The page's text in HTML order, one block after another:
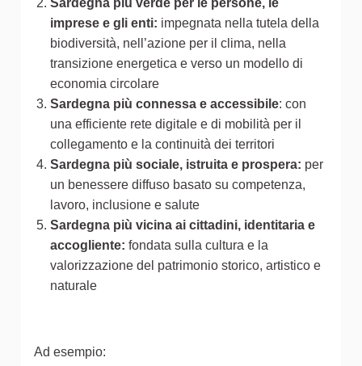
imprese e gli enti: impegnata nella tutela della
biodiversità, nell’azione per il clima, nella
transizione energetica e verso un modello di
economia circolare
Sardegna più connessa e accessibile: con
una efficiente rete digitale e di mobilità per il
collegamento e la continuità dei territori
Sardegna più sociale, istruita e prospera: per
un benessere diffuso basato su competenza,
lavoro, inclusione e salute
Sardegna più vicina ai cittadini, identitaria e
accogliente: fondata sulla cultura e la
valorizzazione del patrimonio storico, artistico e
naturale
Ad esempio: